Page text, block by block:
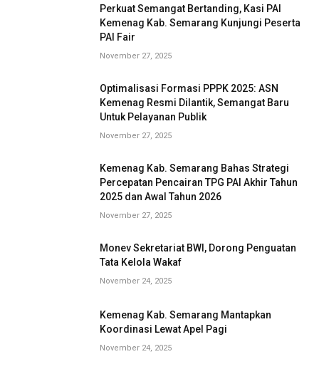
Perkuat Semangat Bertanding, Kasi PAI
Kemenag Kab. Semarang Kunjungi Peserta
PAI Fair
November 27, 2025
Optimalisasi Formasi PPPK 2025: ASN
Kemenag Resmi Dilantik, Semangat Baru
Untuk Pelayanan Publik
November 27, 2025
Kemenag Kab. Semarang Bahas Strategi
Percepatan Pencairan TPG PAI Akhir Tahun
2025 dan Awal Tahun 2026
November 27, 2025
Monev Sekretariat BWI, Dorong Penguatan
Tata Kelola Wakaf
November 24, 2025
Kemenag Kab. Semarang Mantapkan
Koordinasi Lewat Apel Pagi
November 24, 2025